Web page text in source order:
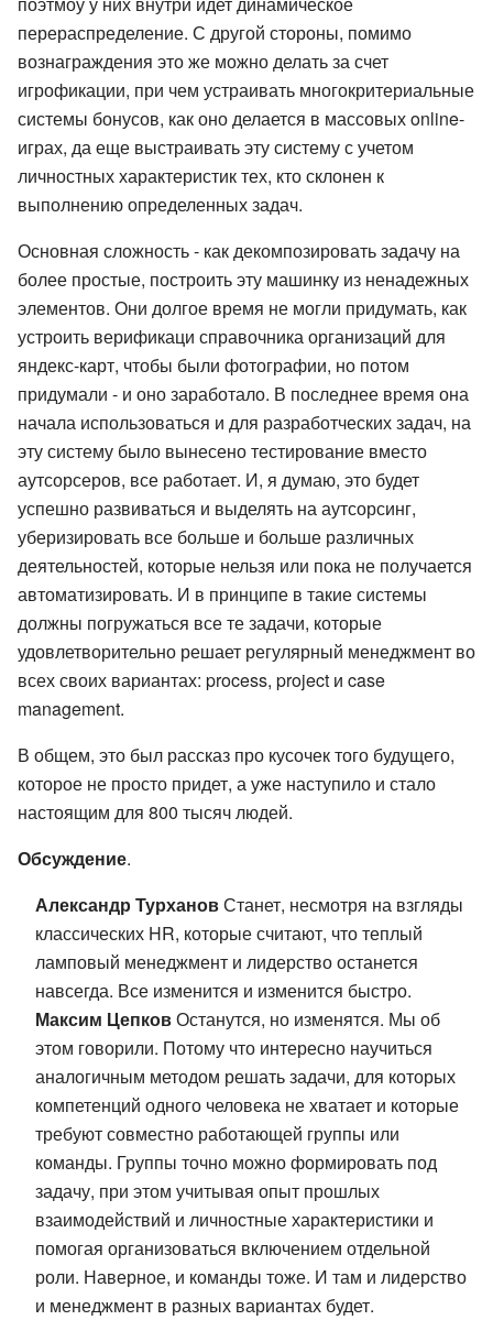
перераспределение. С другой стороны, помимо
вознаграждения это же можно делать за счет
игрофикации, при чем устраивать многокритериальные
системы бонусов, как оно делается в массовых online-
играх, да еще выстраивать эту систему с учетом
личностных характеристик тех, кто склонен к
выполнению определенных задач.
Основная сложность - как декомпозировать задачу на
более простые, построить эту машинку из ненадежных
элементов. Они долгое время не могли придумать, как
устроить верификаци справочника организаций для
яндекс-карт, чтобы были фотографии, но потом
придумали - и оно заработало. В последнее время она
начала использоваться и для разработческих задач, на
эту систему было вынесено тестирование вместо
аутсорсеров, все работает. И, я думаю, это будет
успешно развиваться и выделять на аутсорсинг,
уберизировать все больше и больше различных
деятельностей, которые нельзя или пока не получается
автоматизировать. И в принципе в такие системы
должны погружаться все те задачи, которые
удовлетворительно решает регулярный менеджмент во
всех своих вариантах: process, project и case
management.
В общем, это был рассказ про кусочек того будущего,
которое не просто придет, а уже наступило и стало
настоящим для 800 тысяч людей.
Обсуждение.
Александр ТурхановСтанет, несмотря на взгляды
классических HR, которые считают, что теплый
ламповый менеджмент и лидерство останется
навсегда. Все изменится и изменится быстро.
Максим ЦепковОстанутся, но изменятся. Мы об
этом говорили. Потому что интересно научиться
аналогичным методом решать задачи, для которых
компетенций одного человека не хватает и которые
требуют совместно работающей группы или
команды. Группы точно можно формировать под
задачу, при этом учитывая опыт прошлых
взаимодействий и личностные характеристики и
помогая организоваться включением отдельной
роли. Наверное, и команды тоже. И там и лидерство
и менеджмент в разных вариантах будет.